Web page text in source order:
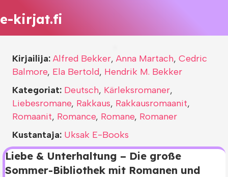
e-kirjat.fi
Liebe & Unterhaltung – Die große
Sommer-Bibliothek mit Romanen und
Kirjailija: Alfred Bekker, Anna Martach, Cedric
Balmore, Ela Bertold, Hendrik M. Bekker
Kategoriat: Deutsch, Kärleksromaner,
Liebesromane, Rakkaus, Rakkausromaanit,
Romaanit, Romance, Romane, Romaner
Kustantaja: Uksak E-Books